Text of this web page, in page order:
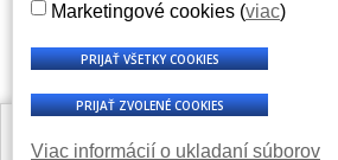
Marketingové cookies (viac)
Viac informácií o ukladaní súborov